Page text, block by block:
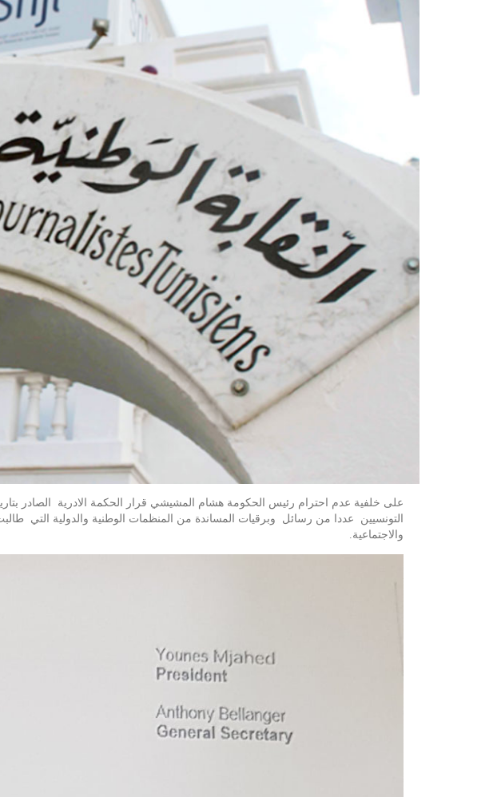
التونسيين عددا من رسائل وبرقيات المساندة من المنظمات الوطنية والدولية التي
والاجتماعية.